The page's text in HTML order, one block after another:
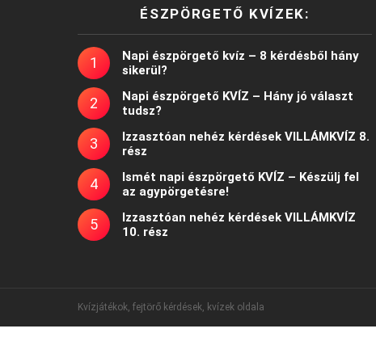
ÉSZPÖRGETŐ KVÍZEK:
Napi észpörgető kvíz – 8 kérdésből hány
sikerül?
Napi észpörgető KVÍZ – Hány jó választ
tudsz?
Izzasztóan nehéz kérdések VILLÁMKVÍZ 8.
rész
Ismét napi észpörgető KVÍZ – Készülj fel
az agypörgetésre!
Izzasztóan nehéz kérdések VILLÁMKVÍZ
10. rész
Kvízjátékok, fejtörő kérdések, kvízek oldala